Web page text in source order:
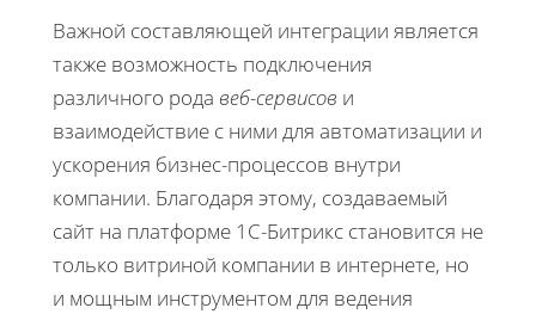
Важной составляющей интеграции является
также возможность подключения
различного рода веб-сервисов и
взаимодействие с ними для автоматизации и
ускорения бизнес-процессов внутри
компании. Благодаря этому, создаваемый
сайт на платформе 1С-Битрикс становится не
только витриной компании в интернете, но
и мощным инструментом для ведения